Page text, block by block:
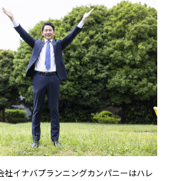
社イナバプランニングカンパニーはハレ